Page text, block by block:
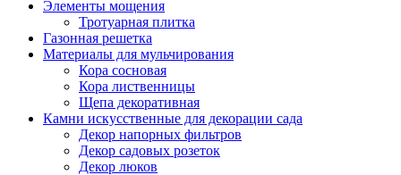
Элементы мощения
Тротуарная плитка
Газонная решетка
Материалы для мульчирования
Кора сосновая
Кора лиственницы
Щепа декоративная
Камни искусственные для декорации сада
Декор напорных фильтров
Декор садовых розеток
Декор люков